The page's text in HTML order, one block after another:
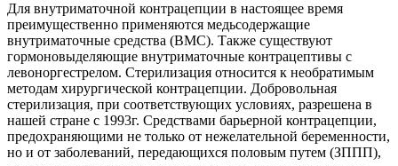
Для внутриматочной контрацепции в настоящее время
преимуще­ственно применяются медьсодержащие
внутриматочные средства (ВМС). Также существуют
гормоновыделяющие внутриматочные кон­трацептивы с
левоноргестрелом. Стерилизация относится к необрати­мым
методам хирургической контрацепции. Добровольная
стерилиза­ция, при соответствующих условиях, разрешена в
нашей стране с 1993г. Средствами барьерной контрацепции,
предохраняющими не только от нежелательной беременности,
но и от заболеваний, передающихся половым путем (ЗППП),